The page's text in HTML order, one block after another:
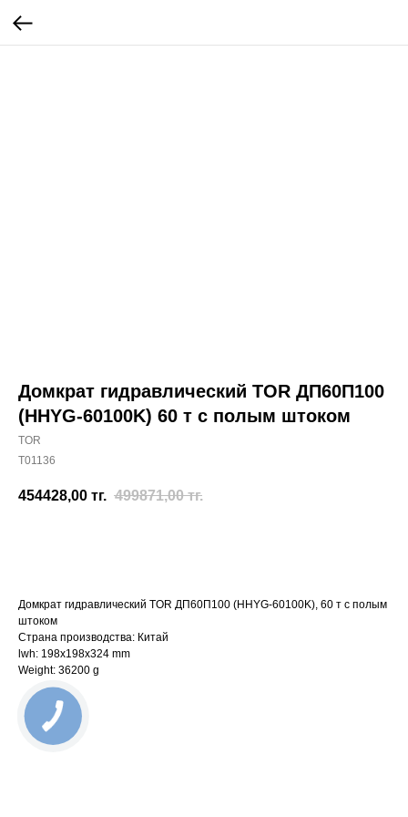
Домкрат гидравлический TOR ДП60П100
(HHYG-60100K) 60 т с полым штоком
TOR
T01136
454428,00 тг. 499871,00 тг.
Домкрат гидравлический TOR ДП60П100 (HHYG-60100K), 60 т с полым
штоком
Страна производства: Китай
lwh: 198x198x324 mm
Weight: 36200 g